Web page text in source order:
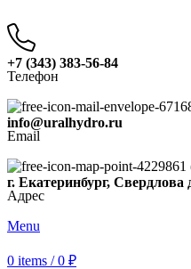
+7 (343) 383-56-84
Телефон
info@uralhydro.ru
Email
г. Екатеринбург, Свердлова
Адрес
Menu
0 items / 0 ₽